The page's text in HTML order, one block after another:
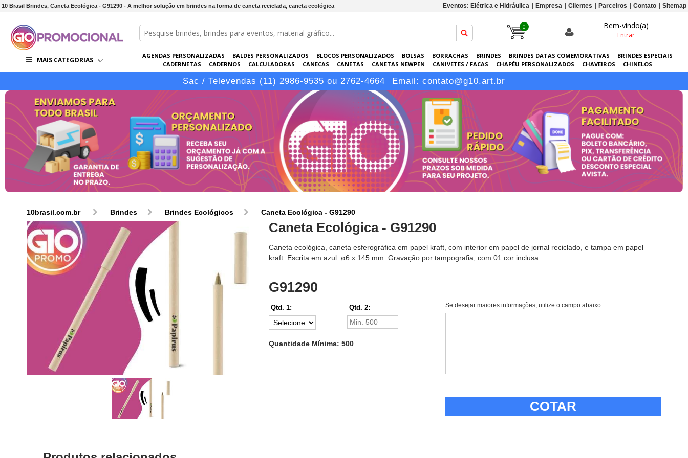
10 Brasil Brindes, Caneta Ecológica - G91290 - A melhor solução em brindes na forma de caneta reciclada, caneta ecológica Eventos: Elétrica e Hidráulica Empresa Clientes Parceiros Contato Sitemap
0 Bem-vindo(a)
Entrar
MAIS CATEGORIAS
AGENDAS PERSONALIZADAS BALDES PERSONALIZADOS BLOCOS PERSONALIZADOS BOLSAS BORRACHAS BRINDES BRINDES DATAS COMEMORATIVAS
BRINDES ESPECIAIS
CADERNETAS
CADERNOS CALCULADORAS CANECAS CANETAS CANETAS NEWPEN CANIVETES / FACAS CHAPÉU PERSONALIZADOS CHAVEIROS
CHINELOS
CONJUNTOS DE BRINDES
COPOS ELETRÔNICOS EMBALAGENS ESCRITÓRIO EVENTOS GARRAFAS PERSONALIZADAS GRÁFICA GUARDA-CHUVAS KITS
LANÇAMENTOS
LÁPIS
Sac / Televendas (11) 2986-9535 ou 2762-4664 Email: contato@g10.art.br
10brasil.com.br Brindes Brindes Ecológicos Caneta Ecológica - G91290
Caneta Ecológica - G91290
Caneta ecológica, caneta esferográfica em papel kraft, com interior em papel de jornal reciclado, e tampa em papel
kraft. Escrita em azul. ø6 x 145 mm. Gravação por tampografia, com 01 cor inclusa.
G91290
Qtd. 1: Qtd. 2:
Quantidade Mínima: 500
Se desejar maiores informações, utilize o campo abaixo:
COTAR